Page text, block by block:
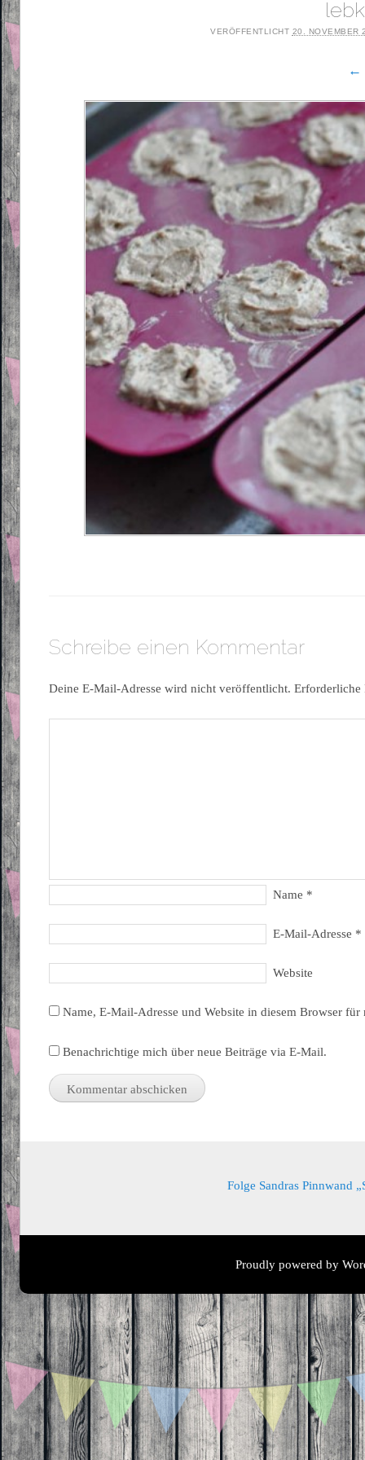
VERÖFFENTLICHT 20. NOVEMBER
←
Schreibe einen Kommentar
Deine E-Mail-Adresse wird nicht veröffentlicht.
Name *
E-Mail-Adresse *
Website
Name, E-Mail-Adresse und Website in diesem Browser
Benachrichtige mich über neue Beiträge via E-Mail.
Folge Sandras Pinnwand
Proudly powered by